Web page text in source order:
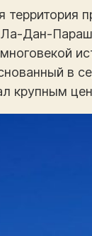
Дан-
в
крупным